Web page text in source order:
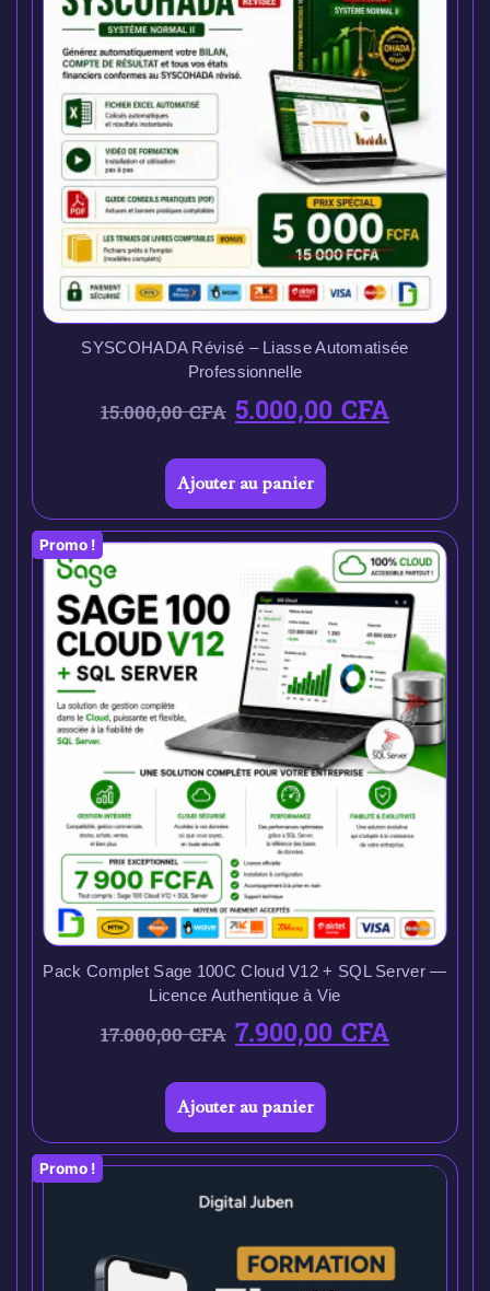
SYSCOHADA Révisé – Liasse Automatisée
Professionnelle
15.000,00CFA 5.000,00CFA
Ajouter au panier
Promo !
Pack Complet Sage 100C Cloud V12 + SQL Server —
Licence Authentique à Vie
17.000,00CFA 7.900,00CFA
Ajouter au panier
Promo !